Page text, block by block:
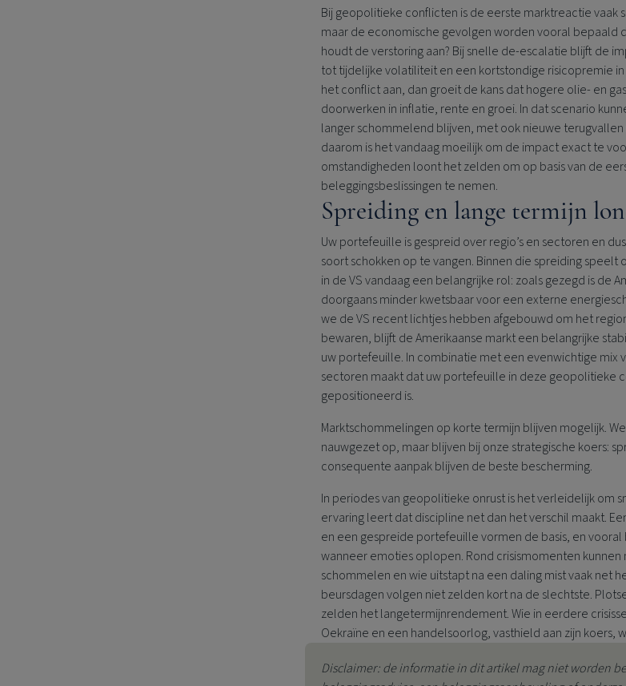
Bij geopolitieke conflicten is de eerste marktreactie vaak
maar de economische gevolgen worden vooral bepaald
houdt de verstoring aan? Bij snelle de-escalatie blijft de
tot tijdelijke volatiliteit en een kortstondige risicopremie
het conflict aan, dan groeit de kans dat hogere olie- en
doorwerken in inflatie, rente en groei. In dat scenario
langer schommelend blijven, met ook nieuwe
daarom is het vandaag moeilijk om de impact exact te
omstandigheden loont het zelden om op basis van de
beleggingsbeslissingen te nemen.
Spreiding en lange termijn
Uw portefeuille is gespreid over regio’s en sectoren en
soort schokken op te vangen. Binnen die spreiding
in de VS vandaag een belangrijke rol: zoals gezegd is de
doorgaans minder kwetsbaar voor een externe
we de VS recent lichtjes hebben afgebouwd om het
bewaren, blijft de Amerikaanse markt een belangrijke
uw portefeuille. In combinatie met een evenwichtige mix
sectoren maakt dat uw portefeuille in deze geopolitieke
gepositioneerd is.
Marktschommelingen op korte termijn blijven mogelijk.
nauwgezet op, maar blijven bij onze strategische koers:
consequente aanpak blijven de beste bescherming.
In periodes van geopolitieke onrust is het verleidelijk om
ervaring leert dat discipline net dan het verschil maakt.
en een gespreide portefeuille vormen de basis, en
wanneer emoties oplopen. Rond crisismomenten kunnen
schommelen en wie uitstapt na een daling mist vaak net
beursdagen volgen niet zelden kort na de slechtste.
zelden het langetermijnrendement. Wie in eerdere
Oekraïne en een handelsoorlog, vasthield aan zijn koers,
Disclaimer: de informatie in dit artikel mag niet worden